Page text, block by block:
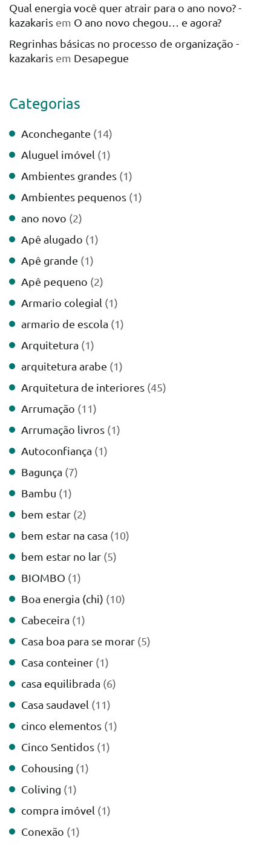
Qual energia você quer atrair para o ano novo? -
kazakaris em O ano novo chegou… e agora?
Regrinhas básicas no processo de organização -
kazakaris em Desapegue
Categorias
Aconchegante (14)
Aluguel imóvel (1)
Ambientes grandes (1)
Ambientes pequenos (1)
ano novo (2)
Apê alugado (1)
Apê grande (1)
Apê pequeno (2)
Armario colegial (1)
armario de escola (1)
Arquitetura (1)
arquitetura arabe (1)
Arquitetura de interiores (45)
Arrumação (11)
Arrumação livros (1)
Autoconfiança (1)
Bagunça (7)
Bambu (1)
bem estar (2)
bem estar na casa (10)
bem estar no lar (5)
BIOMBO (1)
Boa energia (chi) (10)
Cabeceira (1)
Casa boa para se morar (5)
Casa conteiner (1)
casa equilibrada (6)
Casa saudavel (11)
cinco elementos (1)
Cinco Sentidos (1)
Cohousing (1)
Coliving (1)
compra imóvel (1)
Conexão (1)